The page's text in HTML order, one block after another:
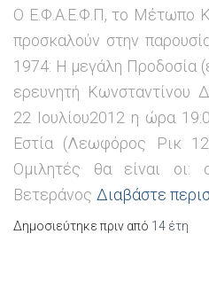
Ο Ε.Φ.Α.Ε.Φ.Π, το Μέτωπο
προσκαλούν στην
1974: Η μεγάλη Προδοσία
ερευνητή Κωνσταντίνου
22 Ιουλίου2012 η ώρα
Εστία (Λεωφόρος Ρικ
Ομιλητές θα είναι
Βετεράνος Διαβάστε
Δημοσιεύτηκε πριν από 14 έτη